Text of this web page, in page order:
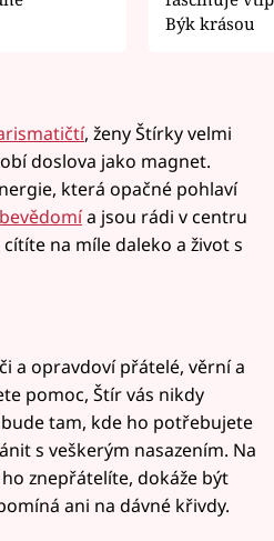
Býk krásou
, ženy Štírky velmi
doslova jako magnet.
která opačné pohlaví
a jsou rádi v centru
na míle daleko a život s
a opravdoví přátelé, věrní a
pomoc, Štír vás nikdy
tam, kde ho potřebujete
s veškerým nasazením. Na
znepřátelíte, dokáže být
ani na dávné křivdy.